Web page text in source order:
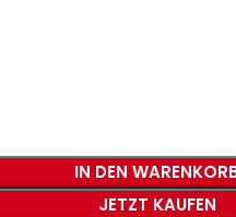
IN DEN
JETZT KAUFEN